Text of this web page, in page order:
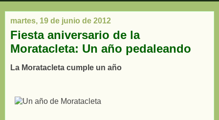
martes, 19 de junio de 2012
Fiesta aniversario de la
Moratacleta: Un año pedaleando
La Moratacleta cumple un año